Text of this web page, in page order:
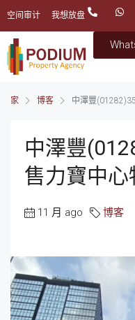
空间审计 我想放盘
家 博客 中澤豐
中澤豐
售力寶中心
11 月 ago 博客